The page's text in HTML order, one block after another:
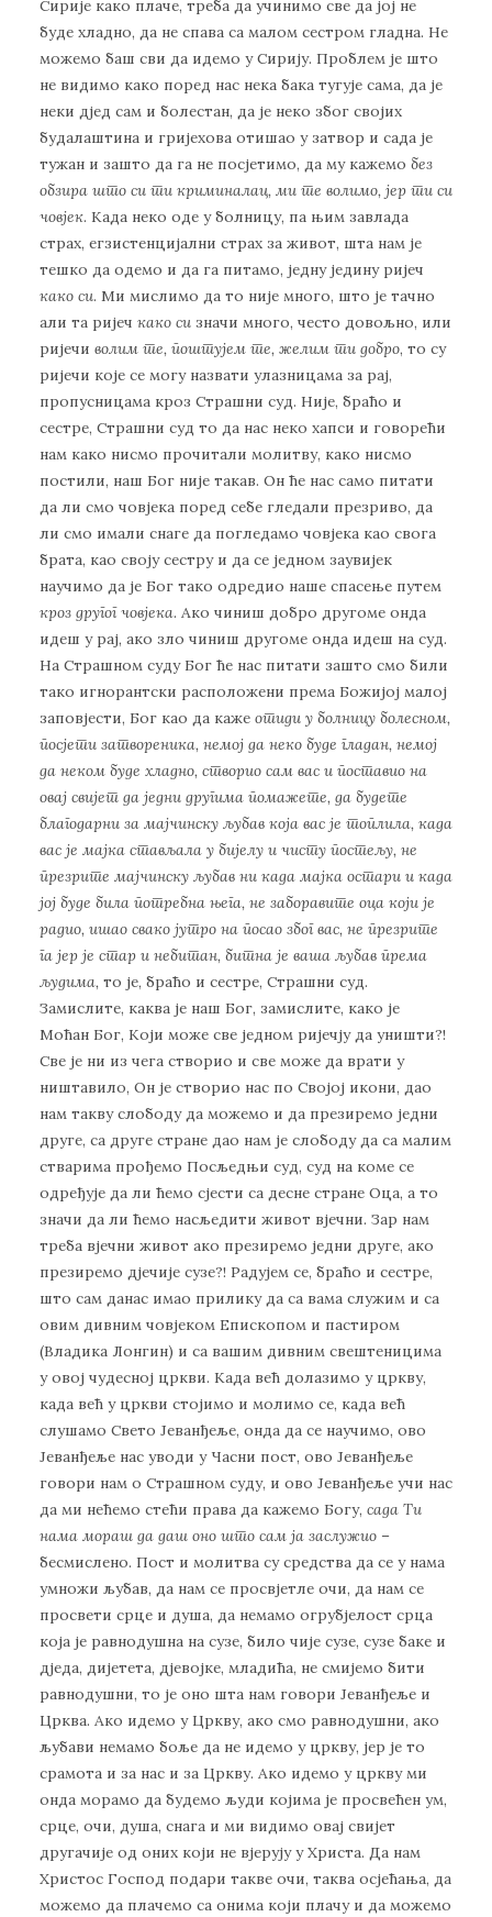
Сирије како плаче, треба да учинимо све да јој не
буде хладно, да не спава са малом сестром гладна. Не
можемо баш сви да идемо у Сирију. Проблем је што
не видимо како поред нас нека бака тугује сама, да је
неки дјед сам и болестан, да је неко због својих
будалаштина и гријехова отишао у затвор и сада је
тужан и зашто да га не посјетимо, да му кажемо без
обзира што си ти криминалац, ми те волимо, јер ти си
човјек. Када неко оде у болницу, па њим завлада
страх, егзистенцијални страх за живот, шта нам је
тешко да одемо и да га питамо, једну једину ријеч
како си. Ми мислимо да то није много, што је тачно
али та ријеч како си значи много, често довољно, или
ријечи волим те, поштујем те, желим ти добро, то су
ријечи које се могу назвати улазницама за рај,
пропусницама кроз Страшни суд. Није, браћо и
сестре, Страшни суд то да нас неко хапси и говорећи
нам како нисмо прочитали молитву, како нисмо
постили, наш Бог није такав. Он ће нас само питати
да ли смо човјека поред себе гледали презриво, да
ли смо имали снаге да погледамо човјека као свога
брата, као своју сестру и да се једном заувијек
научимо да је Бог тако одредио наше спасење путем
кроз другог човјека. Ако чиниш добро другоме онда
идеш у рај, ако зло чиниш другоме онда идеш на суд.
На Страшном суду Бог ће нас питати зашто смо били
тако игнорантски расположени према Божијој малој
заповјести, Бог као да каже отиди у болницу болесном,
посјети затвореника, немој да неко буде гладан, немој
да неком буде хладно, створио сам вас и поставио на
овај свијет да једни другима помажете, да будете
благодарни за мајчинску љубав која вас је топлила, када
вас је мајка стављала у бијелу и чисту постељу, не
презрите мајчинску љубав ни када мајка остари и када
јој буде била потребна њега, не заборавите оца који је
радио, ишао свако јутро на посао због вас, не презрите
га јер је стар и небитан, битна је ваша љубав према
људима, то је, браћо и сестре, Страшни суд.
Замислите, каква је наш Бог, замислите, како је
Моћан Бог, Који може све једном ријечју да уништи?!
Све је ни из чега створио и све може да врати у
ништавило, Он је створио нас по Својој икони, дао
нам такву слободу да можемо и да презиремо једни
друге, са друге стране дао нам је слободу да са малим
стварима прођемо Посљедњи суд, суд на коме се
одређује да ли ћемо сјести са десне стране Оца, а то
значи да ли ћемо насљедити живот вјечни. Зар нам
треба вјечни живот ако презиремо једни друге, ако
презиремо дјечије сузе?! Радујем се, браћо и сестре,
што сам данас имао прилику да са вама служим и са
овим дивним човјеком Епископом и пастиром
(Владика Лонгин) и са вашим дивним свештеницима
у овој чудесној цркви. Када већ долазимо у цркву,
када већ у цркви стојимо и молимо се, када већ
слушамо Свето Јеванђеље, онда да се научимо, ово
Јеванђеље нас уводи у Часни пост, ово Јеванђеље
говори нам о Страшном суду, и ово Јеванђеље учи нас
да ми нећемо стећи права да кажемо Богу, сада Ти
нама мораш да даш оно што сам ја заслужио –
бесмислено. Пост и молитва су средства да се у нама
умножи љубав, да нам се просвјетле очи, да нам се
просвети срце и душа, да немамо огрубјелост срца
која је равнодушна на сузе, било чије сузе, сузе баке и
дједа, дијетета, дјевојке, младића, не смијемо бити
равнодушни, то је оно шта нам говори Јеванђеље и
Црква. Ако идемо у Цркву, ако смо равнодушни, ако
љубави немамо боље да не идемо у цркву, јер је то
срамота и за нас и за Цркву. Ако идемо у цркву ми
онда морамо да будемо људи којима је просвећен ум,
срце, очи, душа, снага и ми видимо овај свијет
другачије од оних који не вјерују у Христа. Да нам
Христос Господ подари такве очи, таква осјећања, да
можемо да плачемо са онима који плачу и да можемо